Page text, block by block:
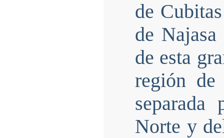
de
de
de esta
región
Norte y